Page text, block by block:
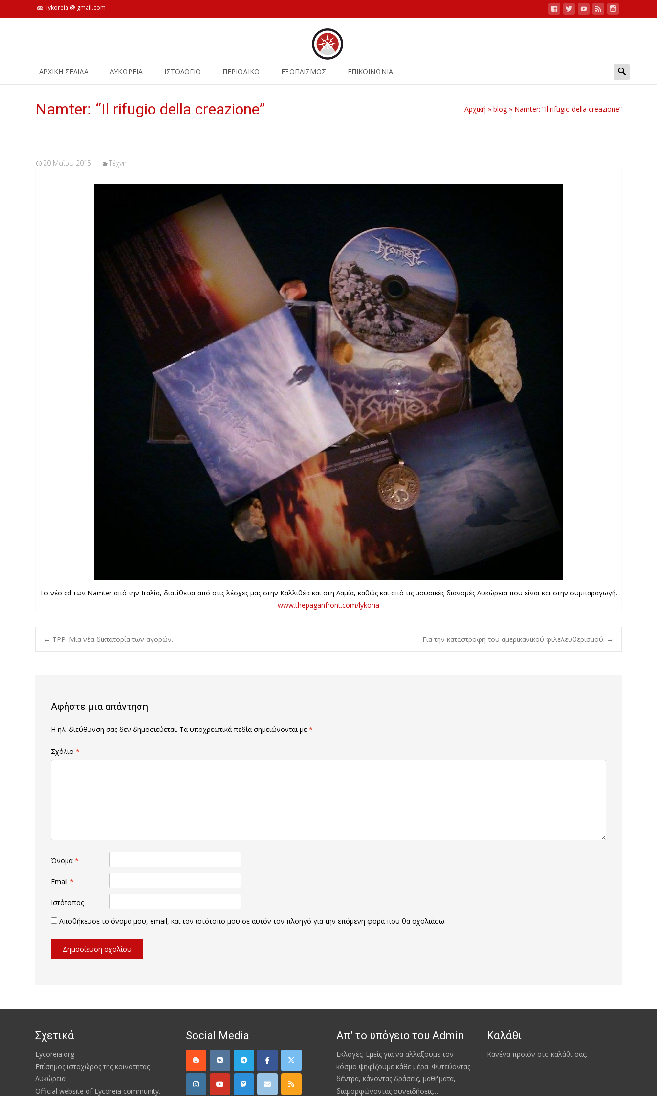
lykoreia @ gmail.com
ΑΡΧΙΚΗ ΣΕΛΙΔΑ ΛΥΚΩΡΕΙΑ ΙΣΤΟΛΌΓΙΟ ΠΕΡΙΟΔΙΚΟ ΕΞΟΠΛΙΣΜΟΣ ΕΠΙΚΟΙΝΩΝΙΑ
Search
for:
Namter: “Il rifugio della creazione” Αρχική » blog » Namter: “Il rifugio della creazione”
20 Μαΐου 2015 Τέχνη
Το νέο cd των Namter από την Ιταλία, διατίθεται από στις λέσχες μας στην Καλλιθέα και στη Λαμία, καθώς και από τις μουσικές διανομές Λυκώρεια που είναι και στην συμπαραγωγή.
www.thepaganfront.com/lykoria
Post
← TPP: Μια νέα δικτατορία των αγορών. Για την καταστροφή του αμερικανικού φιλελευθερισμού. →
Αφήστε μια απάντηση
Η ηλ. διεύθυνση σας δεν δημοσιεύεται. Τα υποχρεωτικά πεδία σημειώνονται με *
Σχόλιο *
Όνομα *
Email *
Ιστότοπος
Αποθήκευσε το όνομά μου, email, και τον ιστότοπο μου σε αυτόν τον πλοηγό για την επόμενη φορά που θα σχολιάσω.
Σχετικά
Lycoreia.org
Επίσημος ιστοχώρος της κοινότητας
Λυκώρεια.
Official website of Lycoreia community.
Social Media Απ’ το υπόγειο του Admin
Εκλογές; Εμείς για να αλλάξουμε τον
κόσμο ψηφίζουμε κάθε μέρα. Φυτεύοντας
δέντρα, κάνοντας δράσεις, μαθήματα,
διαμορφώνοντας συνειδήσεις…
Καλάθι
Κανένα προϊόν στο καλάθι σας.